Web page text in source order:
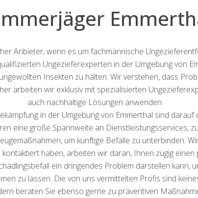
Anbieter, wenn es um fachmännische
Ungezieferexperten in der Umgebung von
Insekten zu halten. Wir verstehen, dass
arbeiten wir exklusiv mit spezialisierten
auch nachhaltige Lösungen anwenden.
in der Umgebung von Emmerthal sind
eine große Spannweite an Dienstleistungsservices,
um künftige Befälle zu unterbinden.
haben, arbeiten wir daran, Ihnen zügig
ein dringendes Problem darstellen
zu lassen. Die von uns vermittelten Profis sind
beraten Sie ebenso gerne zu präventiven